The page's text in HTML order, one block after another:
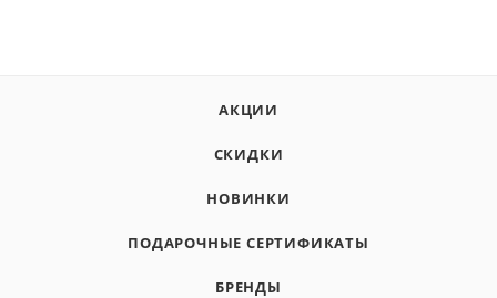
АКЦИИ
СКИДКИ
НОВИНКИ
ПОДАРОЧНЫЕ СЕРТИФИКАТЫ
БРЕНДЫ